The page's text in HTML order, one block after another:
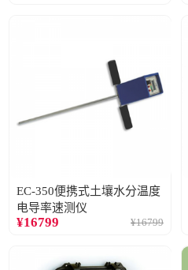
EC-350便携式土壤水分温度
电导率速测仪
¥16799 ¥16799